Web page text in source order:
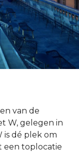
van de
W, gelegen in
is dé plek om
een toplocatie